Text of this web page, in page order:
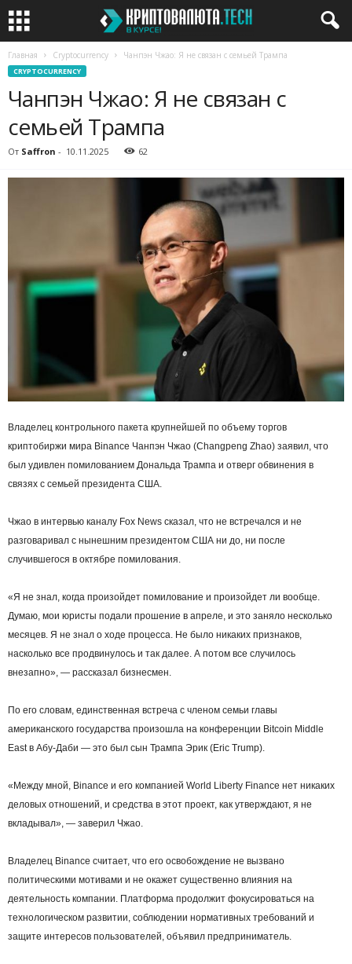
Главная Cryptocurrency Чанпэн Чжао: Я не связан с семьей Трампа
CRYPTOCURRENCY
Чанпэн Чжао: Я не связан с
семьей Трампа
От Saffron - 10.11.2025 62
Владелец контрольного пакета крупнейшей по объему торгов
криптобиржи мира Binance Чанпэн Чжао (Changpeng Zhao) заявил, что
был удивлен помилованием Дональда Трампа и отверг обвинения в
связях с семьей президента США.
Чжао в интервью каналу Fox News сказал, что не встречался и не
разговаривал с нынешним президентом США ни до, ни после
случившегося в октябре помилования.
«Я не знал, когда произойдет помилование и произойдет ли вообще.
Думаю, мои юристы подали прошение в апреле, и это заняло несколько
месяцев. Я не знал о ходе процесса. Не было никаких признаков,
насколько все продвинулось и так далее. А потом все случилось
внезапно», — рассказал бизнесмен.
По его словам, единственная встреча с членом семьи главы
американского государства произошла на конференции Bitcoin Middle
East в Абу-Даби — это был сын Трампа Эрик (Eric Trump).
«Между мной, Binance и его компанией World Liberty Finance нет никаких
деловых отношений, и средства в этот проект, как утверждают, я не
вкладывал», — заверил Чжао.
Владелец Binance считает, что его освобождение не вызвано
политическими мотивами и не окажет существенно влияния на
деятельность компании. Платформа продолжит фокусироваться на
технологическом развитии, соблюдении нормативных требований и
защите интересов пользователей, объявил предприниматель.